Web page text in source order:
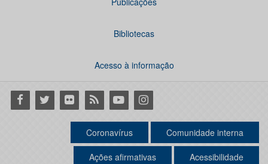
Bibliotecas
Acesso à informação
Facebook
Twitter Flickr RSS YoutubeInstagram
Coronavírus Comunidade interna
Ações afirmativas Acessibilidade